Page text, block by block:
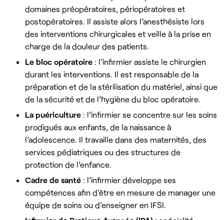
domaines préopératoires, périopératoires et
postopératoires. Il assiste alors l’anesthésiste lors
des interventions chirurgicales et veille à la prise en
charge de la douleur des patients.
Le bloc opératoire : l’infirmier assiste le chirurgien
durant les interventions. Il est responsable de la
préparation et de la stérilisation du matériel, ainsi que
de la sécurité et de l’hygiène du bloc opératoire.
La puériculture : l’infirmier se concentre sur les soins
prodigués aux enfants, de la naissance à
l’adolescence. Il travaille dans des maternités, des
services pédiatriques ou des structures de
protection de l’enfance.
Cadre de santé : l’infirmier développe ses
compétences afin d’être en mesure de manager une
équipe de soins ou d’enseigner en IFSI.